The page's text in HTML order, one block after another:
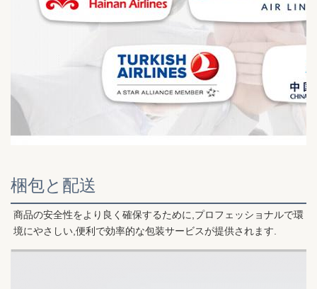
梱包と配送
商品の安全性をより良く確保するために,プロフェッショナルで環
境にやさしい,便利で効率的な包装サービスが提供されます.